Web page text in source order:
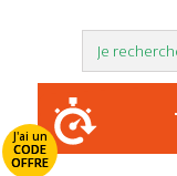
J'ai un
CODE
OFFRE